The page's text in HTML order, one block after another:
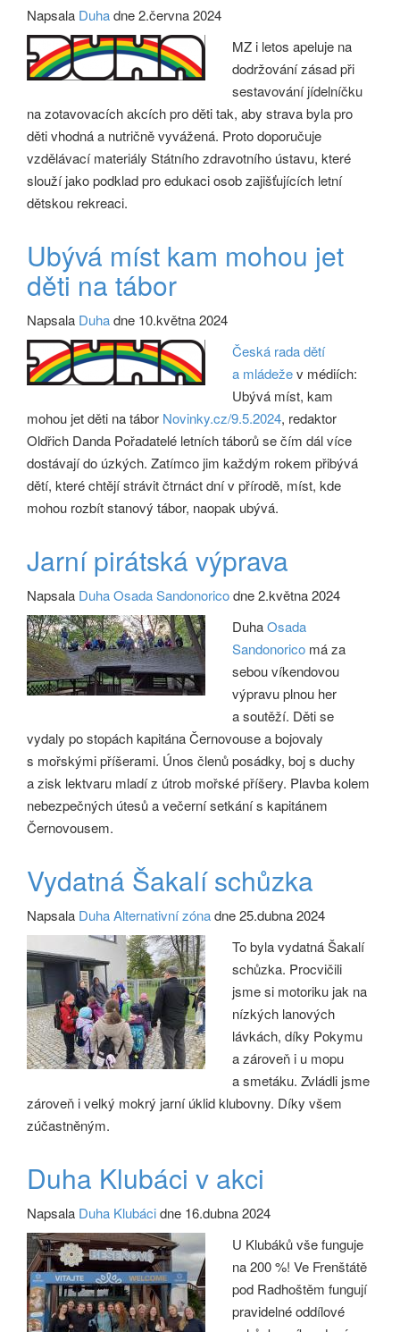
Napsala Duhadne 2.června 2024
MZ i letos apeluje na
dodržování zásad při
sestavování jídelníčku
na zotavovacích akcích pro děti tak, aby strava byla pro
děti vhodná a nutričně vyvážená. Proto doporučuje
vzdělávací materiály Státního zdravotního ústavu, které
slouží jako podklad pro edukaci osob zajišťujících letní
dětskou rekreaci.
Ubývá míst kam mohou jet
děti na tábor
Napsala Duhadne 10.května 2024
Česká rada dětí
a mládežev médiích:
Ubývá míst, kam
mohou jet děti na tábor Novinky.cz/9.5.2024, redaktor
Oldřich Danda Pořadatelé letních táborů se čím dál více
dostávají do úzkých. Zatímco jim každým rokem přibývá
dětí, které chtějí strávit čtrnáct dní v přírodě, míst, kde
mohou rozbít stanový tábor, naopak ubývá.
Jarní pirátská výprava
Napsala Duha Osada Sandonoricodne 2.května 2024
DuhaOsada
Sandonorico má za
sebou víkendovou
výpravu plnou her
a soutěží. Děti se
vydaly po stopách kapitána Černovouse a bojovaly
s mořskými příšerami. Únos členů posádky, boj s duchy
a zisk lektvaru mladí z útrob mořské příšery. Plavba kolem
nebezpečných útesů a večerní setkání s kapitánem
Černovousem.
Vydatná Šakalí schůzka
Napsala Duha Alternativní zónadne 25.dubna 2024
To byla vydatná Šakalí
schůzka. Procvičili
jsme si motoriku jak na
nízkých lanových
lávkách, díky Pokymu
a zároveň i u mopu
a smetáku. Zvládli jsme
zároveň i velký mokrý jarní úklid klubovny. Díky všem
zúčastněným.
Duha Klubáci v akci
Napsala Duha Klubácidne 16.dubna 2024
U Klubáků vše funguje
na 200 %! Ve Frenštátě
pod Radhoštěm fungují
pravidelné oddílové